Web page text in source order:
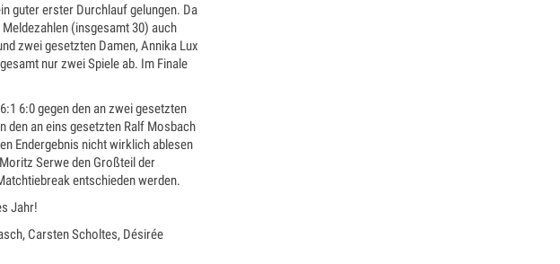
guter erster Durchlauf gelungen. Da
(insgesamt 30) auch
zwei gesetzten Damen, Annika Lux
nur zwei Spiele ab. Im Finale
6:0 gegen den an zwei gesetzten
den an eins gesetzten Ralf Mosbach
Endergebnis nicht wirklich ablesen
Serwe den Großteil der
entschieden werden.
Jahr!
Carsten Scholtes, Désirée